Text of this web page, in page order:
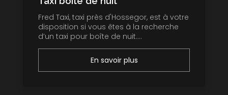
Fred Taxi, taxi près d'Hossegor, est à votre
disposition si vous êtes à la recherche
d’un taxi pour boîte de nuit....
En savoir plus